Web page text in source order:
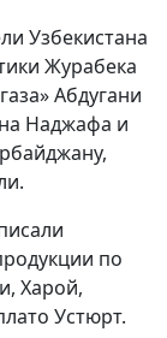
Узбекистана
Журабека
Абдугани
Наджафа и
по
Харой,
Устюрт.